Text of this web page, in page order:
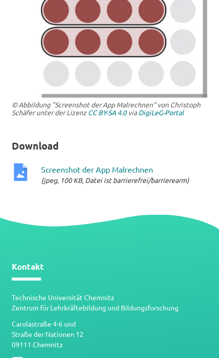
© Abbildung "Screenshot der App Malrechnen" von Christoph
Schäfer unter der LizenzCC BY-SA 4.0viaDigiLeG-Portal
Download
Screenshot der App Malrechnen
(jpeg, 100 KB, Datei ist barrierefrei/barrierearm)
Kontakt
Technische Universität Chemnitz
Zentrum für Lehrkräftebildung und Bildungsforschung
Carolastraße 4-6 und
Straße der Nationen 12
09111 Chemnitz